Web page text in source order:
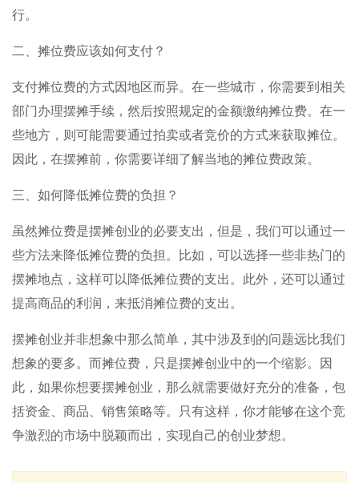
行。
二、摊位费应该如何支付？
支付摊位费的方式因地区而异。在一些城市，你需要到相关
部门办理摆摊手续，然后按照规定的金额缴纳摊位费。在一
些地方，则可能需要通过拍卖或者竞价的方式来获取摊位。
因此，在摆摊前，你需要详细了解当地的摊位费政策。
三、如何降低摊位费的负担？
虽然摊位费是摆摊创业的必要支出，但是，我们可以通过一
些方法来降低摊位费的负担。比如，可以选择一些非热门的
摆摊地点，这样可以降低摊位费的支出。此外，还可以通过
提高商品的利润，来抵消摊位费的支出。
摆摊创业并非想象中那么简单，其中涉及到的问题远比我们
想象的要多。而摊位费，只是摆摊创业中的一个缩影。因
此，如果你想要摆摊创业，那么就需要做好充分的准备，包
括资金、商品、销售策略等。只有这样，你才能够在这个竞
争激烈的市场中脱颖而出，实现自己的创业梦想。